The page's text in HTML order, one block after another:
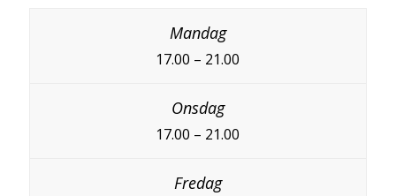
17.00 – 21.00
17.00 – 21.00